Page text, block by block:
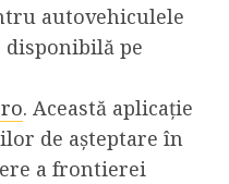
autovehiculele
disponibilă pe
. Această aplicație
de așteptare în
a frontierei